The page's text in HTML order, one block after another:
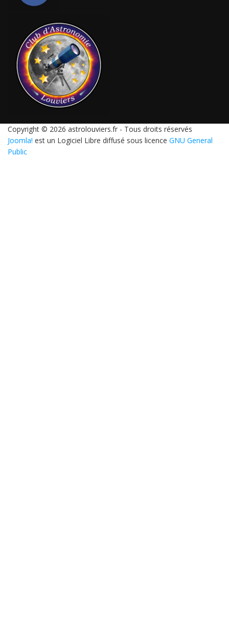
Copyright © 2026 astrolouviers.fr - Tous droits réservés
Joomla! est un Logiciel Libre diffusé sous licence GNU General
Public